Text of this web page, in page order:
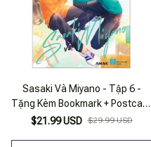
Sasaki Và Miyano - Tập 6 -
Tặng Kèm Bookmark + Postcard
2 Mặt
$21.99 USD $29.99 USD